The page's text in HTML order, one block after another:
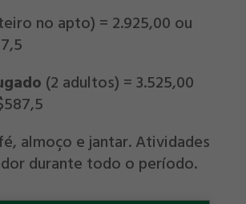
no apto) = 2.925,00 ou
(2 adultos) = 3.525,00
almoço e jantar. Atividades
durante todo o período.